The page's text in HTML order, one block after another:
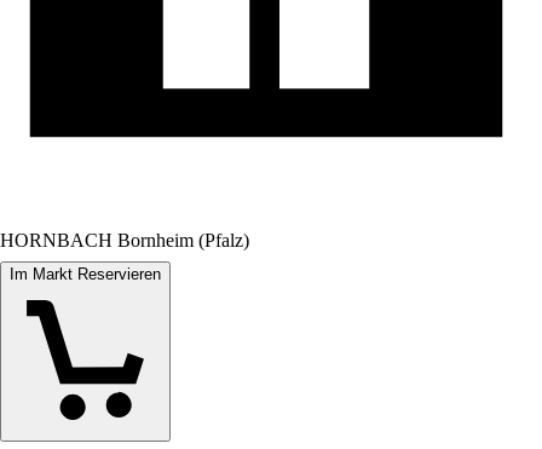
HORNBACH Bornheim (Pfalz)
Im Markt Reservieren